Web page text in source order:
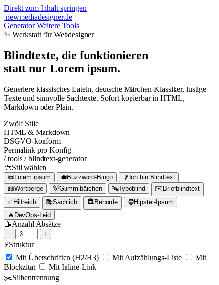
Direkt zum Inhalt springen
newmediadesigner.de
Generator Weitere Tools
✨ Werkstatt fürWebdesigner
Blindtexte, die funktionieren
statt nur Lorem ipsum.
Generiere klassisches Latein, deutsche Märchen-Klassiker, lustige
Texte und sinnvolle Sachtexte. Sofort kopierbar in HTML,
Markdown oder Plain.
Zwölf Stile
HTML & Markdown
DSGVO-konform
Permalink pro Konfig
/ tools / blindtext-generator
🎨Stil wählen
📜 Lorem ipsum 💼Buzzword-Bingo 👴 Ich bin Blindtext
📖Wortberge 🐻Gummibärchen 🔤Typoblind ✉️ Briefblindtext
✅Hilfreich 📚Sachlich 🏛️ Behörde 🧔Hipster-Ipsum
🔥 DevOps-Leid
📝Anzahl Absätze
− +
⚡Struktur
Mit Überschriften (H2/H3)
Mit Aufzählungs-Liste
Mit
Blockzitat
Mit Inline-Link
✂️Silbentrennung